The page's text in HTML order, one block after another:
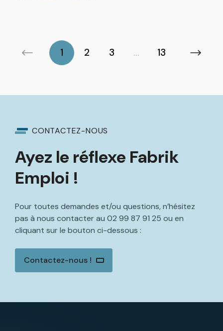
1 2 3 ... 13
CONTACTEZ-NOUS
Ayez le réflexe Fabrik
Emploi !
Pour toutes demandes et/ou questions, n’hésitez
pas à nous contacter au 02 99 87 91 25 ou en
cliquant sur le bouton ci-dessous :
Contactez-nous !